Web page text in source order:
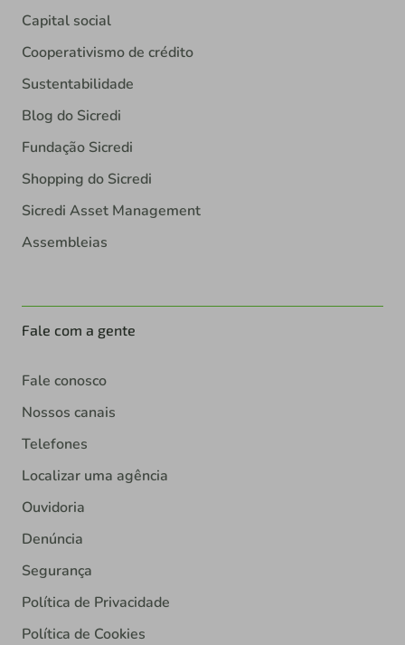
Capital social
Cooperativismo de crédito
Sustentabilidade
Blog do Sicredi
Fundação Sicredi
Shopping do Sicredi
Sicredi Asset Management
Assembleias
Fale com a gente
Fale conosco
Nossos canais
Telefones
Localizar uma agência
Ouvidoria
Denúncia
Segurança
Política de Privacidade
Política de Cookies